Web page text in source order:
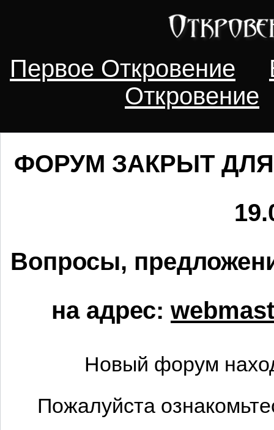
Первое Откровение
Откровение
ФОРУМ ЗАКРЫТ
Вопросы,
на адрес:
Новый форум
Пожалуйста